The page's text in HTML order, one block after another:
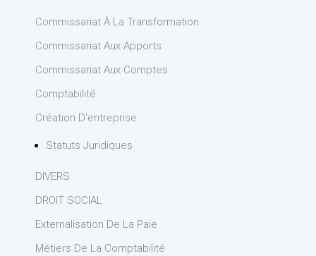
Commissariat À La Transformation
Commissariat Aux Apports
Commissariat Aux Comptes
Comptabilité
Création D'entreprise
Statuts Juridiques
DIVERS
DROIT SOCIAL
Externalisation De La Paie
Métiers De La Comptabilité